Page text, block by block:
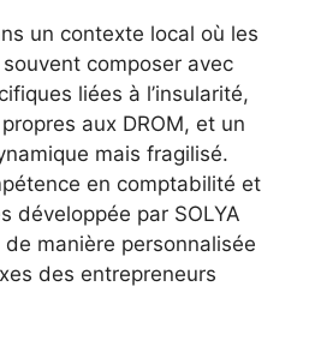
un contexte local où les
composer avec
liées à l’insularité,
aux DROM, et un
mais fragilisé.
en comptabilité et
développée par SOLYA
manière personnalisée
des entrepreneurs